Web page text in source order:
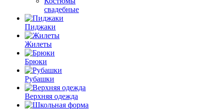
свадебные
Пиджаки
Жилеты
Брюки
Рубашки
Верхняя одежда